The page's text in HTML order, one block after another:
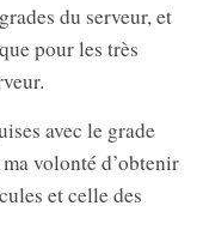
du serveur, et
pour les très
avec le grade
volonté d’obtenir
et celle des